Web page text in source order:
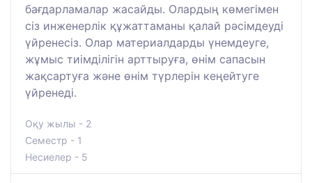
бағдарламалар жасайды. Олардың көмегімен
сіз инженерлік құжаттаманы қалай рәсімдеуді
үйренесіз. Олар материалдарды үнемдеуге,
жұмыс тиімділігін арттыруға, өнім сапасын
жақсартуға және өнім түрлерін кеңейтуге
үйренеді.
Оқу жылы - 2
Семестр - 1
Несиелер - 5